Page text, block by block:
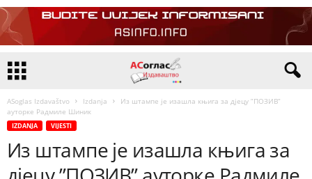
ASoglas Izdavaštvo Izdanja
Из штампе је изашла књига за дјецу ”ПОЗИВ”
ауторке Радмиле Шиник
IZDANJA VIJESTI
Из штампе је изашла књига за